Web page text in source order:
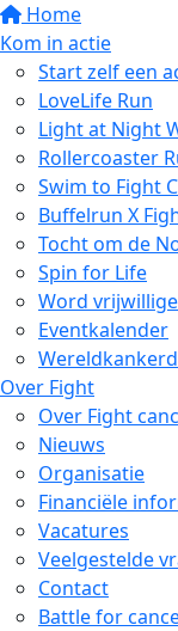
Home
Kom in actie
Start zelf een
LoveLife Run
Light at Night
Rollercoaster
Swim to Fight
Buffelrun X
Tocht om de
Spin for Life
Word
Eventkalender
Over Fight
Over Fight
Nieuws
Organisatie
Financiële
Vacatures
Veelgestelde
Contact
Battle for